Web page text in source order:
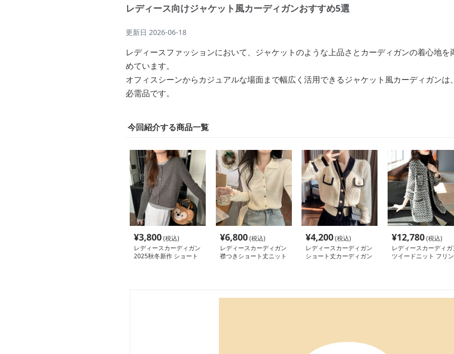
レディース向けジャケット風カーディガンおすすめ5選
更新日 2026-06-18
レディースファッションにおいて、ジャケットのような上品さとカーディガンの着心地
めています。
オフィスシーンからカジュアルな場面まで幅広く活用できるジャケット風カーディガン
必需品です。
今回紹介する商品一覧
¥3,800(税込)
レディースカーディガン
2025秋冬新作 ショート
¥6,800(税込)
レディースカーディガン
襟つきショート丈ニット
¥4,200(税込)
レディースカーディガン
ショート丈カーディガン
¥12,780(税込)
レディースカーディガ
ツイードニット フリン